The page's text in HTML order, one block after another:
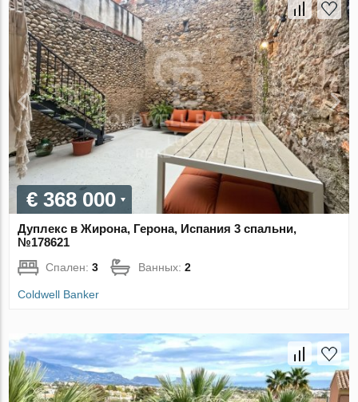
€ 368 000
Дуплекс в Жирона, Герона, Испания 3 спальни,
№178621
Спален:3 Ванных:2
Coldwell Banker